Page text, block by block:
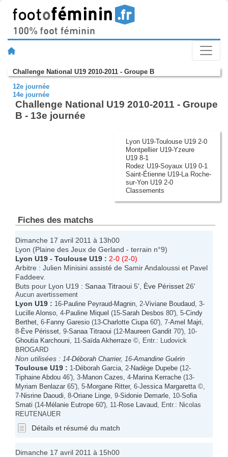
Challenge National U19 2010-2011 - Groupe B
12e journée
14e journée
Challenge National U19 2010-2011 - Groupe
B - 13e journée
Lyon U19-Toulouse U19 2-0
Montpellier U19-Yzeure
U19 8-1
Rodez U19-Soyaux U19 0-1
Saint-Étienne U19-La Roche-
sur-Yon U19 2-0
Classements
Fiches des matchs
Dimanche 17 avril 2011 à 13h00
Lyon (Plaine des Jeux de Gerland - terrain n°9)
Lyon U19 - Toulouse U19 : 2-0 (2-0)
Arbitre : Julien Minisini assisté de Samir Andaloussi et Pavel
Faddeev.
Buts pour Lyon U19 : Sanaa Titraoui 5', Ève Périsset 26'
Aucun avertissement
Lyon U19 : 16-Pauline Peyraud-Magnin , 2-Viviane Boudaud , 3-
Lucille Alonso , 4-Pauline Miquel (15-Sarah Desbos 80'), 5-Cindy
Berthet , 6-Fanny Garesio (13-Charlotte Ciupa 60'), 7-Amel Majri
8-Ève Périsset , 9-Sanaa Titraoui (12-Maureen Gandit 70'), 10-
Ghoutia Karchouni , 11-Saïda Akherraze ©, Entr.: Ludovick
BROGARD
Non utilisées : 14-Déborah Charrier, 16-Amandine Guérin
Toulouse U19 : 1-Déborah Garcia , 2-Nadège Dupebe (12-
Tiphaine Abdou 46'), 3-Manon Cazes , 4-Marina Kerrache (13-
Myriam Benlazar 65'), 5-Morgane Ritter, 6-Jessica Margaretta ©,
7-Nisrine Daoudi , 8-Oriane Linge , 9-Sidonie Demarle , 10-Sofia
Smati (14-Mélanie Eutrope 60'), 11-Rose Lavaud , Entr.: Nicolas
REUTENAUER
Détails et résumé du match
Dimanche 17 avril 2011 à 15h00